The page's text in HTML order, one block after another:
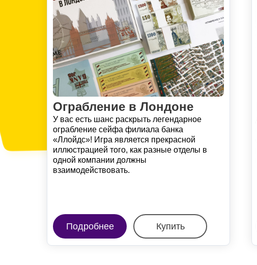
Подробнее Купить
Ограбление в Лондоне
У вас есть шанс раскрыть легендарное
ограбление сейфа филиала банка
«Ллойдс»! Игра является прекрасной
иллюстрацией того, как разные отделы в
одной компании должны
взаимодействовать.